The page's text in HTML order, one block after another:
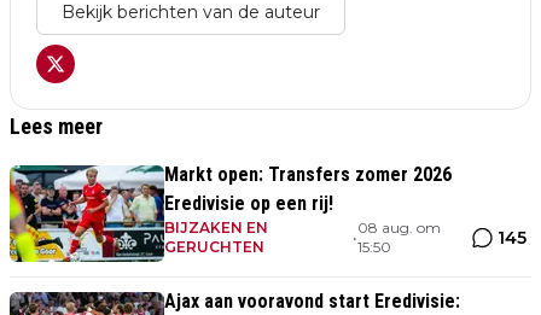
Bekijk berichten van de auteur
Lees meer
Markt open: Transfers zomer 2026
Eredivisie op een rij!
BIJZAKEN EN
GERUCHTEN
•
08 aug. om
15:50
145
Ajax aan vooravond start Eredivisie: